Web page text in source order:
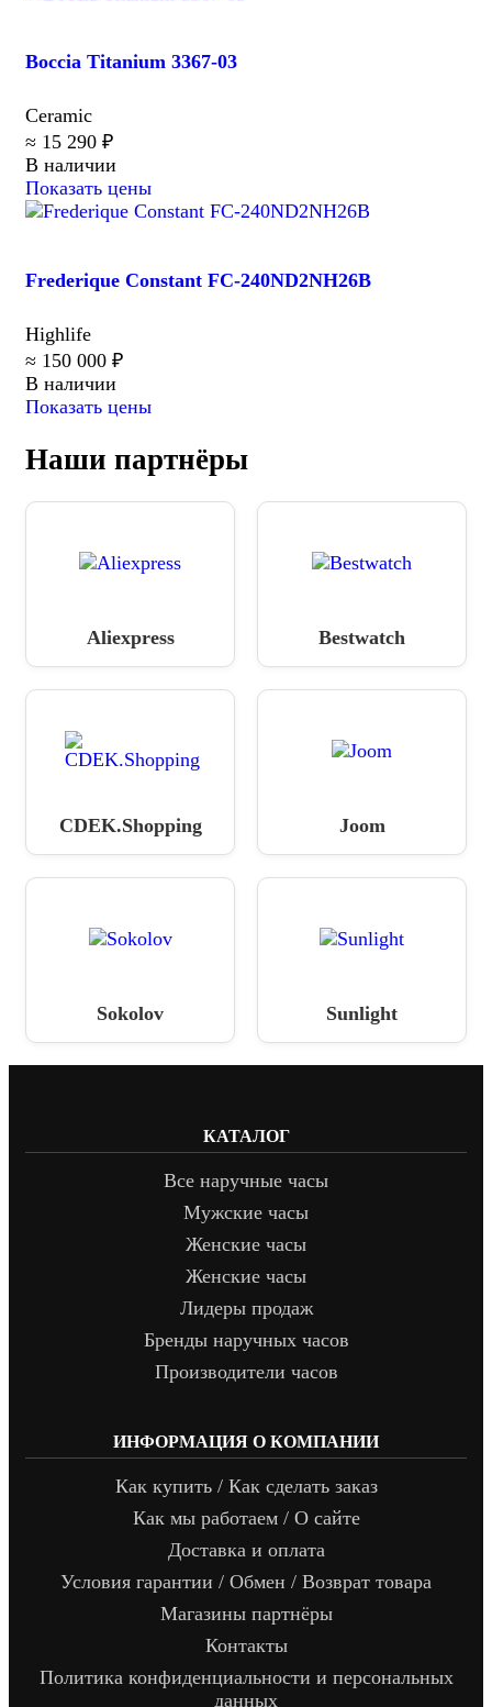
Boccia Titanium 3367-03
Ceramic
≈ 15 290 ₽
В наличии
Показать цены
Frederique Constant FC-240ND2NH26B
Highlife
≈ 150 000 ₽
В наличии
Показать цены
Наши партнёры
Aliexpress Bestwatch
CDEK.Shopping Joom
Sokolov Sunlight
КАТАЛОГ
Все наручные часы
Мужские часы
Женские часы
Женские часы
Лидеры продаж
Бренды наручных часов
Производители часов
ИНФОРМАЦИЯ О КОМПАНИИ
Как купить / Как сделать заказ
Как мы работаем / О сайте
Доставка и оплата
Условия гарантии / Обмен / Возврат товара
Магазины партнёры
Контакты
Политика конфиденциальности и персональных
данных